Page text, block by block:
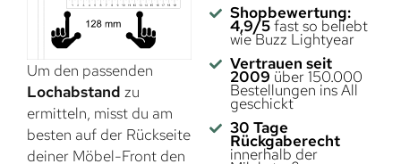
Um den passenden
Lochabstand zu
ermitteln, misst du am
besten auf der Rückseite
deiner Möbel-Front den
Shopbewertung:
4,9/5fast so beliebt
wie Buzz Lightyear
Vertrauen seit
2009 über 150.000
Bestellungen ins All
geschickt
30 Tage
Rückgaberecht
innerhalb der